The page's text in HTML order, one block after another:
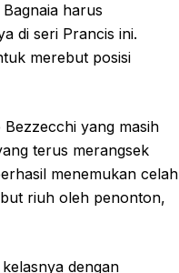
harus
di seri Prancis ini.
merebut posisi
yang masih
terus merangsek
menemukan celah
riuh oleh penonton,
dengan